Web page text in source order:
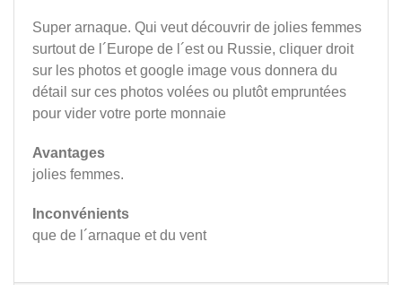
Super arnaque. Qui veut découvrir de jolies femmes
surtout de l´Europe de l´est ou Russie, cliquer droit
sur les photos et google image vous donnera du
détail sur ces photos volées ou plutôt empruntées
pour vider votre porte monnaie
Avantages
jolies femmes.
Inconvénients
que de l´arnaque et du vent